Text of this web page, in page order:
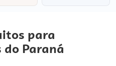
para
do Paraná